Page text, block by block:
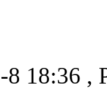
8 18:36 ,